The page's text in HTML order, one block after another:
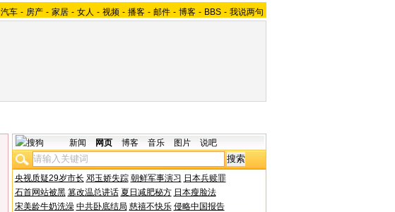
汽车 - 房产 - 家居 - 女人 - 视频 - 播客 - 邮件 - 博客 - BBS - 我说两句
新闻 网页 博客 音乐 图片 说吧
央视质疑29岁市长 邓玉娇失踪 朝鲜军事演习 日本兵赎罪
石首网站被黑 篡改温总讲话 夏日减肥秘方 日本瘦脸法
宋美龄牛奶洗澡 中共卧底结局 慈禧不快乐 侵略中国报告